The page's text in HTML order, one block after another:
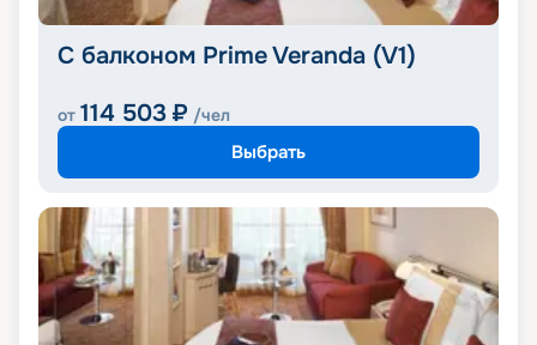
С балконом Prime Veranda (V1)
от 114 503 ₽ /чел
Выбрать